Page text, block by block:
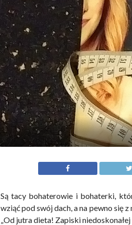
Są tacy bohaterowie i bohaterki,
wziąć pod swój dach, a na pewno się
„Od jutra dieta! Zapiski